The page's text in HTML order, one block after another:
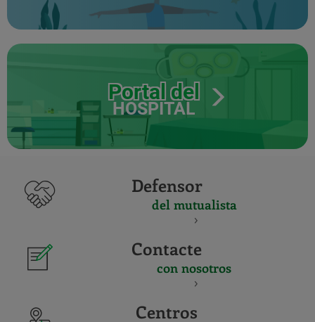
Portal del
HOSPITAL
Defensor
del mutualista
Contacte
con nosotros
Centros